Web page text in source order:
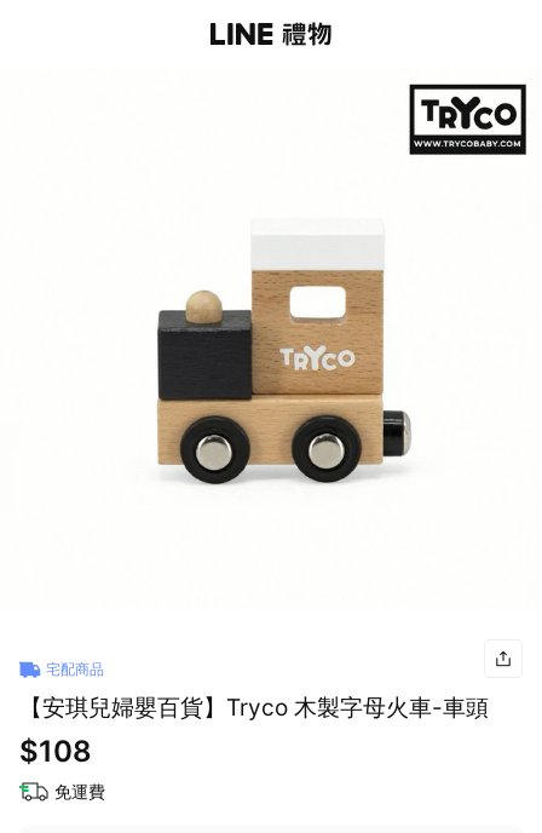
宅配商品
【安琪兒婦嬰百貨】Tryco 木製字母火車-車頭
$108
免運費